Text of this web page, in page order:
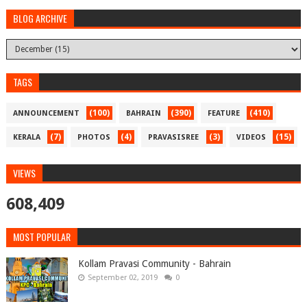
BLOG ARCHIVE
TAGS
ANNOUNCEMENT (100) BAHRAIN (390) FEATURE (410)
KERALA (7) PHOTOS (4) PRAVASISREE (3) VIDEOS (15)
VIEWS
608,409
MOST POPULAR
Kollam Pravasi Community - Bahrain
September 02, 2019 0